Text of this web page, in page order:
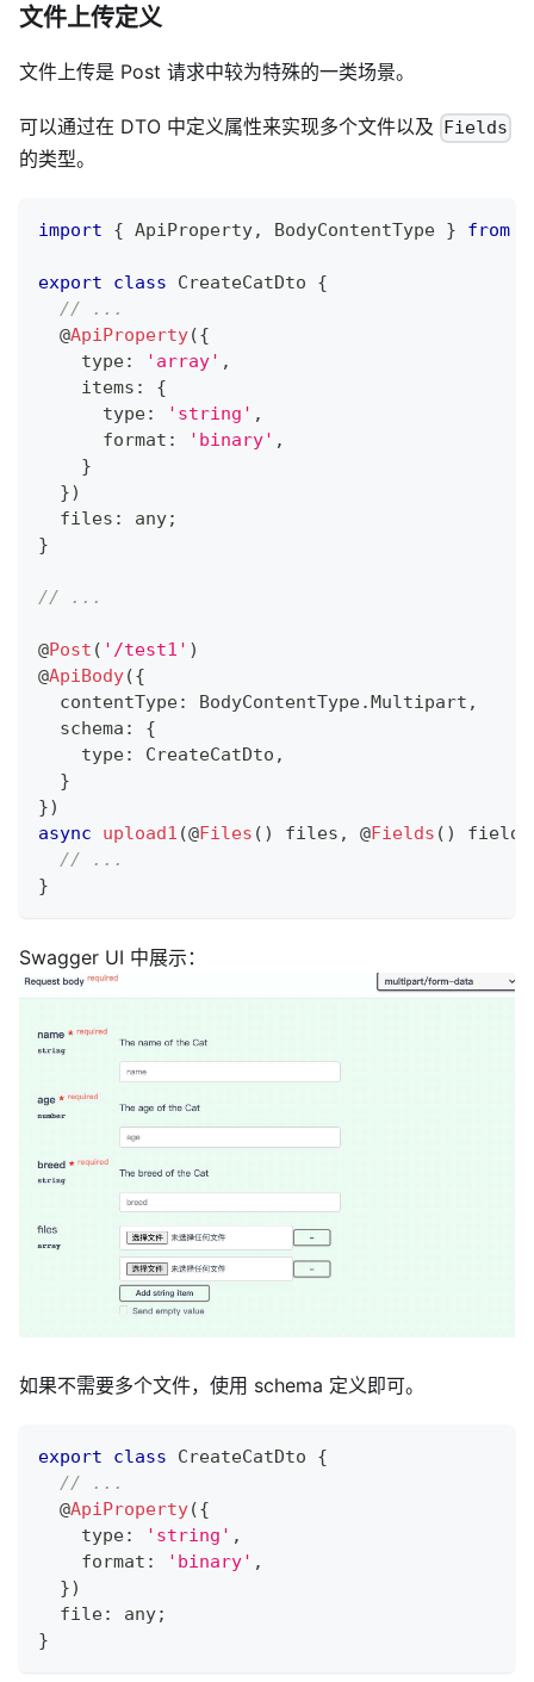
文件上传定义
文件上传是 Post 请求中较为特殊的一类场景。
可以通过在 DTO 中定义属性来实现多个文件以及 Fields
的类型。
import { ApiProperty, BodyContentType } from
export class CreateCatDto
{
// ...
@ApiProperty({
    type
: 'array' ,
    items
:
{
      type
: 'string' ,
      format
: 'binary' ,
}
})
  files
: any;
}
// ...
@Post ( '/test1' )
@ApiBody({
  contentType
: BodyContentType. Multipart ,
  schema
:
{
    type
: CreateCatDto ,
}
})
async
upload1 (@Files ( ) files , @Fields ( ) fields
// ...
}
Swagger UI 中展示：
如果不需要多个文件，使用 schema 定义即可。
export class CreateCatDto
{
// ...
@ApiProperty({
    type
: 'string' ,
    format
: 'binary' ,
})
  file
: any;
}